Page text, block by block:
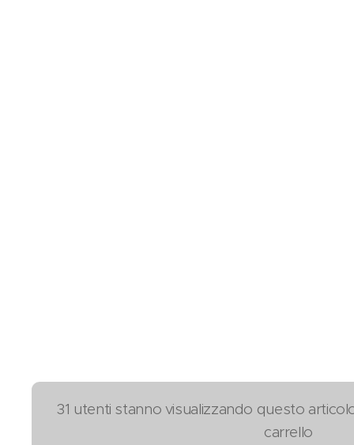
31 utenti stanno visualizzando questo
carrello